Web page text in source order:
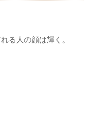
る人の顔は輝く。